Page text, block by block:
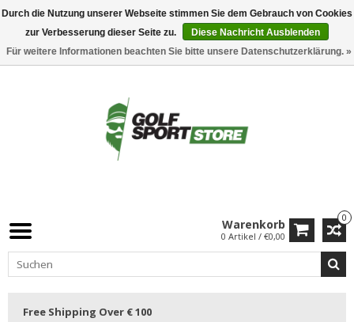
0
Warenkorb
0 Artikel / €0,00
Free Shipping Over € 100
Durch die Nutzung unserer Webseite stimmen Sie dem Gebrauch von Cookies
zur Verbesserung dieser Seite zu.
Diese Nachricht Ausblenden
Für weitere Informationen beachten Sie bitte unsere Datenschutzerklärung. »